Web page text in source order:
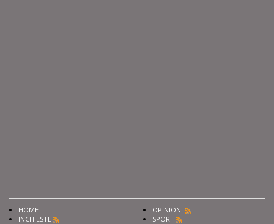
HOME
INCHIESTE
OPINIONI
SPORT